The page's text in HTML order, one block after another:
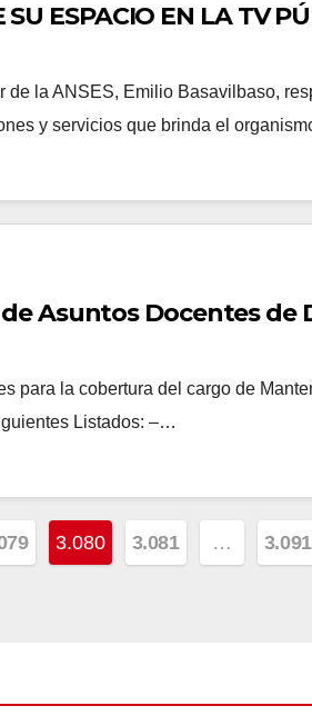
ESPACIO EN LA TV
de la ANSES, Emilio Basavilbaso,
y servicios que brinda el
Asuntos Docentes de
para la cobertura del cargo de
Listados: –…
3.080 3.081 … 3.091